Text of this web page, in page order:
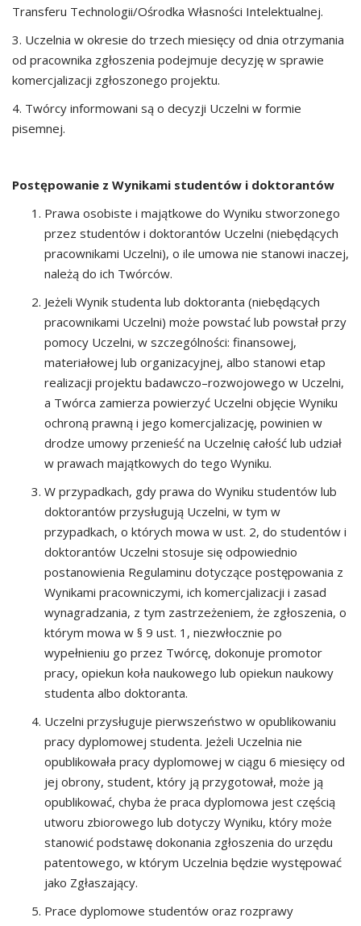
Transferu Technologii/Ośrodka Własności Intelektualnej.
3. Uczelnia w okresie do trzech miesięcy od dnia otrzymania
od pracownika zgłoszenia podejmuje decyzję w sprawie
komercjalizacji zgłoszonego projektu.
4. Twórcy informowani są o decyzji Uczelni w formie
pisemnej.
Postępowanie z Wynikami studentów i doktorantów
Prawa osobiste i majątkowe do Wyniku stworzonego
przez studentów i doktorantów Uczelni (niebędących
pracownikami Uczelni), o ile umowa nie stanowi inaczej,
należą do ich Twórców.
Jeżeli Wynik studenta lub doktoranta (niebędących
pracownikami Uczelni) może powstać lub powstał przy
pomocy Uczelni, w szczególności: finansowej,
materiałowej lub organizacyjnej, albo stanowi etap
realizacji projektu badawczo–rozwojowego w Uczelni,
a Twórca zamierza powierzyć Uczelni objęcie Wyniku
ochroną prawną i jego komercjalizację, powinien w
drodze umowy przenieść na Uczelnię całość lub udział
w prawach majątkowych do tego Wyniku.
W przypadkach, gdy prawa do Wyniku studentów lub
doktorantów przysługują Uczelni, w tym w
przypadkach, o których mowa w ust. 2, do studentów i
doktorantów Uczelni stosuje się odpowiednio
postanowienia Regulaminu dotyczące postępowania z
Wynikami pracowniczymi, ich komercjalizacji i zasad
wynagradzania, z tym zastrzeżeniem, że zgłoszenia, o
którym mowa w § 9 ust. 1, niezwłocznie po
wypełnieniu go przez Twórcę, dokonuje promotor
pracy, opiekun koła naukowego lub opiekun naukowy
studenta albo doktoranta.
Uczelni przysługuje pierwszeństwo w opublikowaniu
pracy dyplomowej studenta. Jeżeli Uczelnia nie
opublikowała pracy dyplomowej w ciągu 6 miesięcy od
jej obrony, student, który ją przygotował, może ją
opublikować, chyba że praca dyplomowa jest częścią
utworu zbiorowego lub dotyczy Wyniku, który może
stanowić podstawę dokonania zgłoszenia do urzędu
patentowego, w którym Uczelnia będzie występować
jako Zgłaszający.
Prace dyplomowe studentów oraz rozprawy